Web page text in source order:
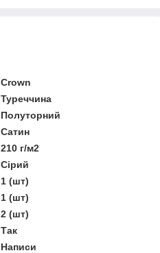
Crown
Туреччина
Полуторний
Сатин
210 г/м2
Сірий
1 (шт)
1 (шт)
2 (шт)
Так
Написи